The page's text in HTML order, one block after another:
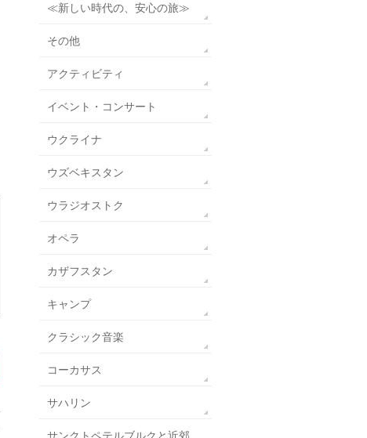
≪新しい時代の、安心の旅≫
その他
アクティビティ
イベント・コンサート
ウクライナ
ウズベキスタン
ウラジオストク
オペラ
カザフスタン
キャンプ
クラシック音楽
コーカサス
サハリン